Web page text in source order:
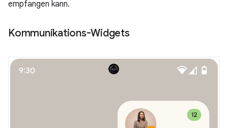
empfangen kann.
Kommunikations-Widgets